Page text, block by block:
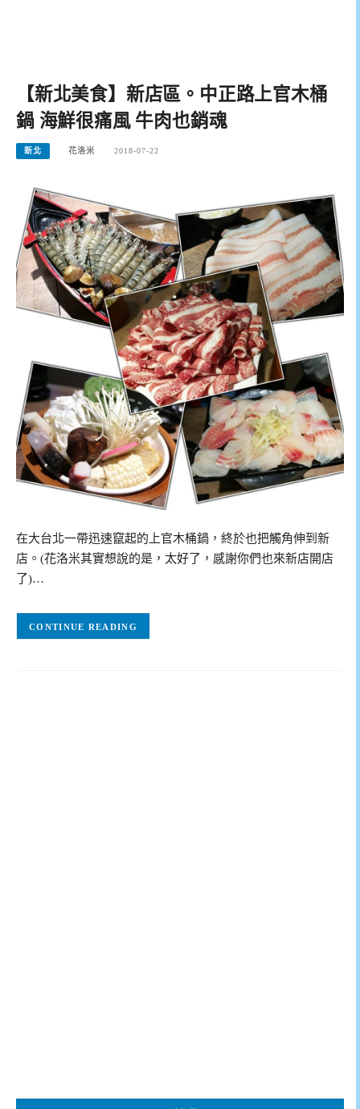
【新北美食】新店區。中正路上官木桶
鍋 海鮮很痛風 牛肉也銷魂
新北 花洛米 2018-07-22
在大台北一帶迅速竄起的上官木桶鍋，終於也把觸角伸到新
店。(花洛米其實想說的是，太好了，感謝你們也來新店開店
了)…
CONTINUE READING